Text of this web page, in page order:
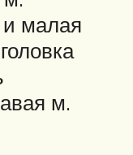
малая
м.